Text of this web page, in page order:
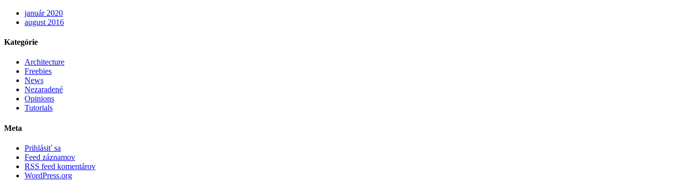
január 2020
august 2016
Kategórie
Architecture
Freebies
News
Nezaradené
Opinions
Tutorials
Meta
Prihlásiť sa
Feed záznamov
RSS feed komentárov
WordPress.org